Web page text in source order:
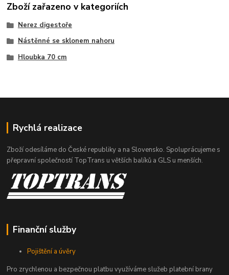
Zboží zařazeno v kategoriích
Nerez digestoře
Nástěnné se sklonem nahoru
Hloubka 70 cm
Rychlá realizace
Zboží odesíláme do České republiky a na Slovensko. Spoluprácujeme s
přepravní společností TopTrans u větších balíků a GLS u menších.
Finanční služby
Pojištění a úvěry
Pro zrychlenou a bezpečnou platbu využíváme služeb platební brany